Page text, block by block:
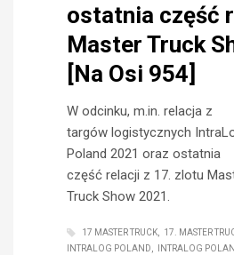
ostatnia część
Master Truck
[Na Osi 954]
W odcinku, m.in. relacja z
targów logistycznych
Poland 2021 oraz ostatnia
część relacji z 17. zlotu
Truck Show 2021.
17 MASTER TRUCK 17. MASTER
INTRALOG POLAND
INTRALOG